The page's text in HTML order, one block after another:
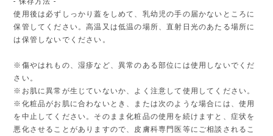
使用後は必ずしっかり蓋をしめて、乳幼児の手の届かないところに
保管してください。高温又は低温の場所、直射日光のあたる場所に
は保管しないでください。
※傷やはれもの、湿疹など、異常のある部位には使用しないでくだ
さい。
※お肌に異常が生じていないか、よく注意して使用してください。
※化粧品がお肌に合わないとき、または次のような場合には、使用
を中止してください。そのまま化粧品の使用を続けますと、症状を
悪化させることがありますので、皮膚科専門医等にご相談されるこ